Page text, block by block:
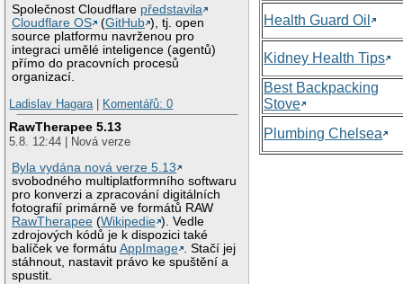
Společnost Cloudflare představila
Cloudflare OS
(GitHub ), tj. open
source platformu navrženou pro
integraci umělé inteligence (agentů)
přímo do pracovních procesů
organizací.
Ladislav Hagara
Komentářů: 0
RawTherapee 5.13
5.8. 12:44 | Nová verze
Byla vydána nová verze 5.13
svobodného multiplatformního softwaru
pro konverzi a zpracování digitálních
fotografií primárně ve formátů RAW
RawTherapee (Wikipedie ). Vedle
zdrojových kódů je k dispozici také
balíček ve formátuAppImage . Stačí jej
stáhnout, nastavit právo ke spuštění a
spustit.
Health Guard Oil
Kidney Health Tips
Best Backpacking
Stove
Plumbing Chelsea